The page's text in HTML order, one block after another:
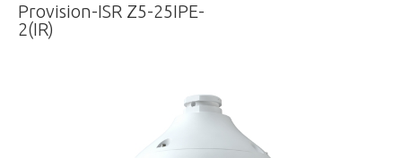
Provision-ISR Z5-25IPE-
2(IR)